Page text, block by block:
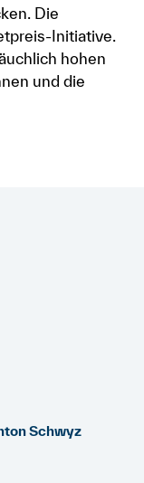
Die
Initiative.
hohen
und die
Schwyz